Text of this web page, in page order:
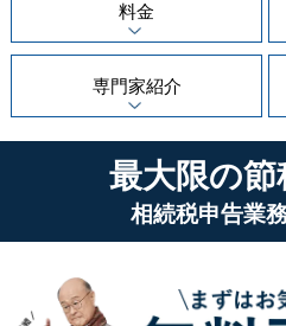
料金
専門家紹介
最大限の節
相続税申告業